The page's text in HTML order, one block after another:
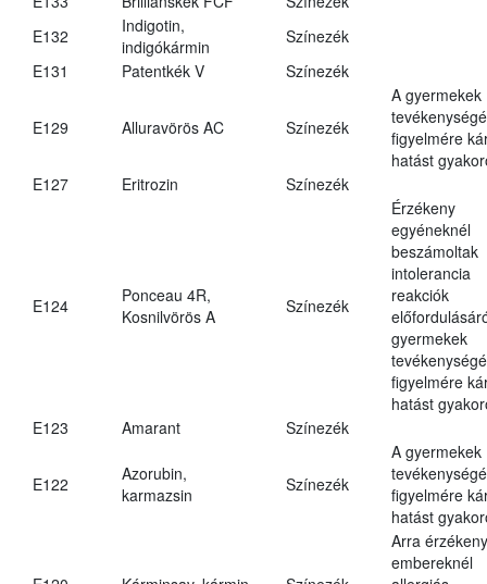
E132
Indigotin,
indigókármin
Színezék
E131
Patentkék V Színezék
E129 Alluravörös AC Színezék
A gyermekek
figyelmére
hatást
E127
Eritrozin Színezék
E124
Ponceau 4R,
Kosnilvörös A
Színezék
Érzékeny
egyéneknél
beszámoltak
intolerancia
reakciók
gyermekek
figyelmére
hatást
E123
Amarant Színezék
E122
Azorubin,
karmazsin
Színezék
A gyermekek
figyelmére
hatást
Arra érzékeny
embereknél